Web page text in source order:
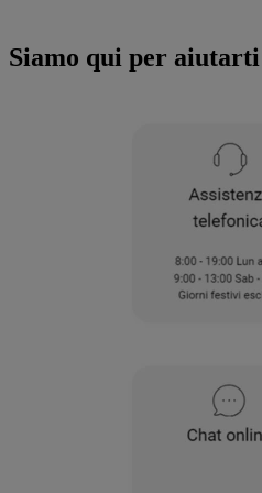
Siamo qui per aiutarti
condivisione dei tuoi
per tali finalità.
specifico le tue